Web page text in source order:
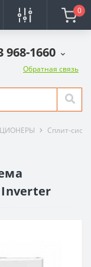
0
968-1660
Обратная связь
Сплит-
Inverter